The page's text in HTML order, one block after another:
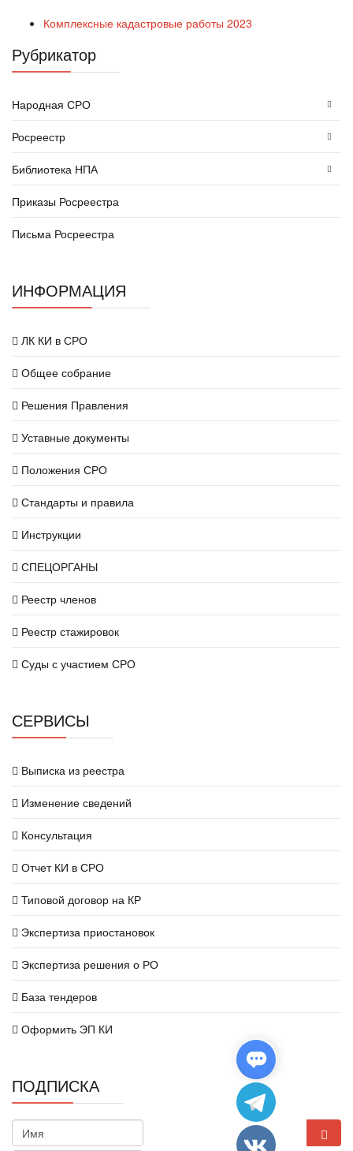
Комплексные кадастровые работы 2023
Рубрикатор
Народная СРО
Росреестр
Библиотека НПА
Приказы Росреестра
Письма Росреестра
ИНФОРМАЦИЯ
ЛК КИ в СРО
Общее собрание
Решения Правления
Уставные документы
Положения СРО
Стандарты и правила
Инструкции
СПЕЦОРГАНЫ
Реестр членов
Реестр стажировок
Суды с участием СРО
СЕРВИСЫ
Выписка из реестра
Изменение сведений
Консультация
Отчет КИ в СРО
Типовой договор на КР
Экспертиза приостановок
Экспертиза решения о РО
База тендеров
Оформить ЭП КИ
ПОДПИСКА